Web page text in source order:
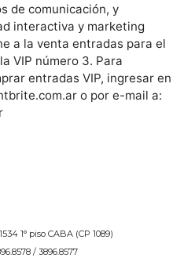
de comunicación, y
interactiva y marketing
a la venta entradas para el
VIP número 3. Para
entradas VIP, ingresar en
o por e-mail a:
1° piso CABA (CP 1089)
/ 3896.8577